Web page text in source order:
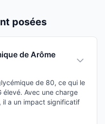
posées
de Arôme
de 80, ce qui le
élevé. Avec une charge
a un impact significatif